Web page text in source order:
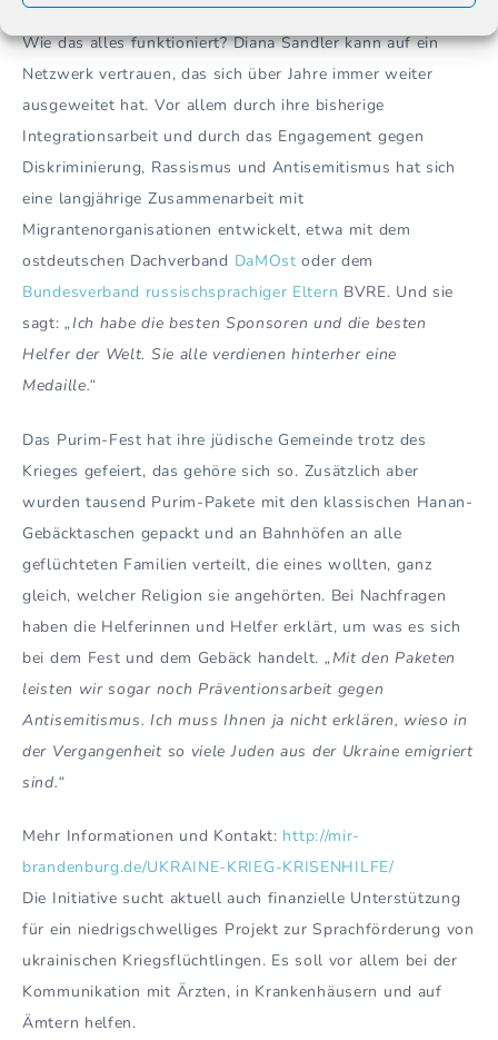
Wie das alles funktioniert? Diana Sandler kann auf ein
Netzwerk vertrauen, das sich über Jahre immer weiter
ausgeweitet hat. Vor allem durch ihre bisherige
Integrationsarbeit und durch das Engagement gegen
Diskriminierung, Rassismus und Antisemitismus hat sich
eine langjährige Zusammenarbeit mit
Migrantenorganisationen entwickelt, etwa mit dem
ostdeutschen Dachverband DaMOst oder dem
Bundesverband russischsprachiger Eltern BVRE. Und sie
sagt:„Ich habe die besten Sponsoren und die besten
Helfer der Welt. Sie alle verdienen hinterher eine
Medaille.“
Das Purim-Fest hat ihre jüdische Gemeinde trotz des
Krieges gefeiert, das gehöre sich so. Zusätzlich aber
wurden tausend Purim-Pakete mit den klassischen Hanan-
Gebäcktaschen gepackt und an Bahnhöfen an alle
geflüchteten Familien verteilt, die eines wollten, ganz
gleich, welcher Religion sie angehörten. Bei Nachfragen
haben die Helferinnen und Helfer erklärt, um was es sich
bei dem Fest und dem Gebäck handelt. „Mit den Paketen
leisten wir sogar noch Präventionsarbeit gegen
Antisemitismus. Ich muss Ihnen ja nicht erklären, wieso in
der Vergangenheit so viele Juden aus der Ukraine emigriert
sind.“
Mehr Informationen und Kontakt: http://mir-
brandenburg.de/UKRAINE-KRIEG-KRISENHILFE/
Die Initiative sucht aktuell auch finanzielle Unterstützung
für ein niedrigschwelliges Projekt zur Sprachförderung von
ukrainischen Kriegsflüchtlingen. Es soll vor allem bei der
Kommunikation mit Ärzten, in Krankenhäusern und auf
Ämtern helfen.